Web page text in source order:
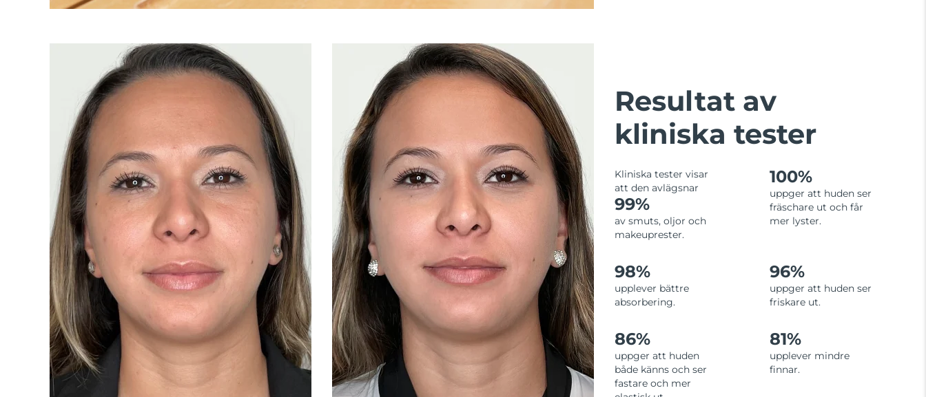
Resultat av
kliniska tester
Kliniska tester visar
att den avlägsnar
99%
av smuts, oljor och
makeuprester.
100%
uppger att huden ser
fräschare ut och får
mer lyster.
98%
upplever bättre
absorbering.
96%
uppger att huden ser
friskare ut.
86%
uppger att huden
både känns och ser
fastare och mer
81%
upplever mindre
finnar.